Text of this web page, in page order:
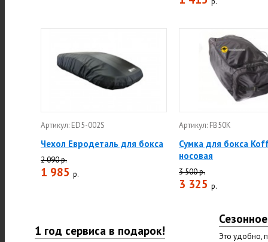
Артикул: ED5-002S
Чехол Евродеталь для бокса
2 090 р.
1 985 р.
Артикул: FB50K
Сумка для бокса
носовая
3 500 р.
3 325 р.
1 год сервиса в подарок!
Это удобно,